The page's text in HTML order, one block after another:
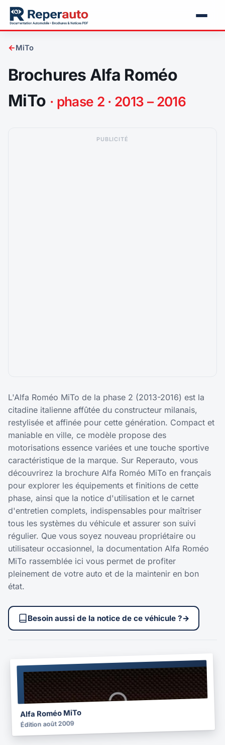
←MiTo
Brochures Alfa Roméo
MiTo · phase 2 · 2013 – 2016
PUBLICITÉ
L'Alfa Roméo MiTo de la phase 2 (2013-2016) est la
citadine italienne affûtée du constructeur milanais,
restylisée et affinée pour cette génération. Compact et
maniable en ville, ce modèle propose des
motorisations essence variées et une touche sportive
caractéristique de la marque. Sur Reperauto, vous
découvrirez la brochure Alfa Roméo MiTo en français
pour explorer les équipements et finitions de cette
phase, ainsi que la notice d'utilisation et le carnet
d'entretien complets, indispensables pour maîtriser
tous les systèmes du véhicule et assurer son suivi
régulier. Que vous soyez nouveau propriétaire ou
utilisateur occasionnel, la documentation Alfa Roméo
MiTo rassemblée ici vous permet de profiter
pleinement de votre auto et de la maintenir en bon
état.
Besoin aussi de la notice de ce véhicule ?→
BROCHURE 2009
Alfa Roméo MiTo
Édition août 2009